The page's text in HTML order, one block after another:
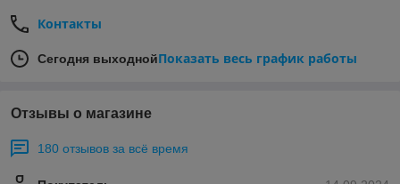
Контакты
Сегодня выходнойПоказать весь график работы
Отзывы о магазине
180 отзывов за всё время